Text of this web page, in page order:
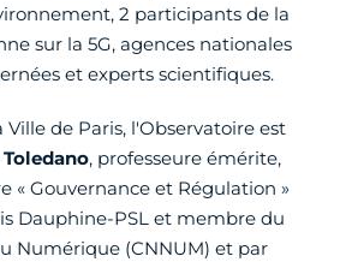
2 participants de la
sur la 5G, agences nationales
et experts scientifiques.
Ville de Paris, l'Observatoire est
, professeure émérite,
« Gouvernance et Régulation »
Dauphine-PSL et membre du
Numérique (CNNUM) et par